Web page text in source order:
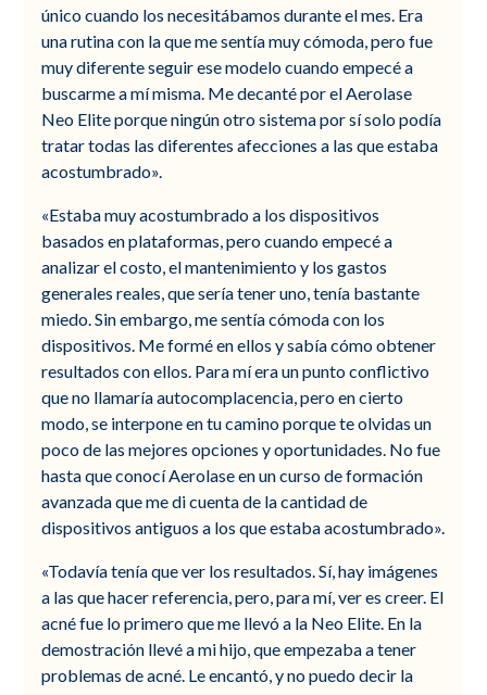
único cuando los necesitábamos durante el mes. Era
una rutina con la que me sentía muy cómoda, pero fue
muy diferente seguir ese modelo cuando empecé a
buscarme a mí misma. Me decanté por el Aerolase
Neo Elite porque ningún otro sistema por sí solo podía
tratar todas las diferentes afecciones a las que estaba
acostumbrado».
«Estaba muy acostumbrado a los dispositivos
basados en plataformas, pero cuando empecé a
analizar el costo, el mantenimiento y los gastos
generales reales, que sería tener uno, tenía bastante
miedo. Sin embargo, me sentía cómoda con los
dispositivos. Me formé en ellos y sabía cómo obtener
resultados con ellos. Para mí era un punto conflictivo
que no llamaría autocomplacencia, pero en cierto
modo, se interpone en tu camino porque te olvidas un
poco de las mejores opciones y oportunidades. No fue
hasta que conocí Aerolase en un curso de formación
avanzada que me di cuenta de la cantidad de
dispositivos antiguos a los que estaba acostumbrado».
«Todavía tenía que ver los resultados. Sí, hay imágenes
a las que hacer referencia, pero, para mí, ver es creer. El
acné fue lo primero que me llevó a la Neo Elite. En la
demostración llevé a mi hijo, que empezaba a tener
problemas de acné. Le encantó, y no puedo decir la